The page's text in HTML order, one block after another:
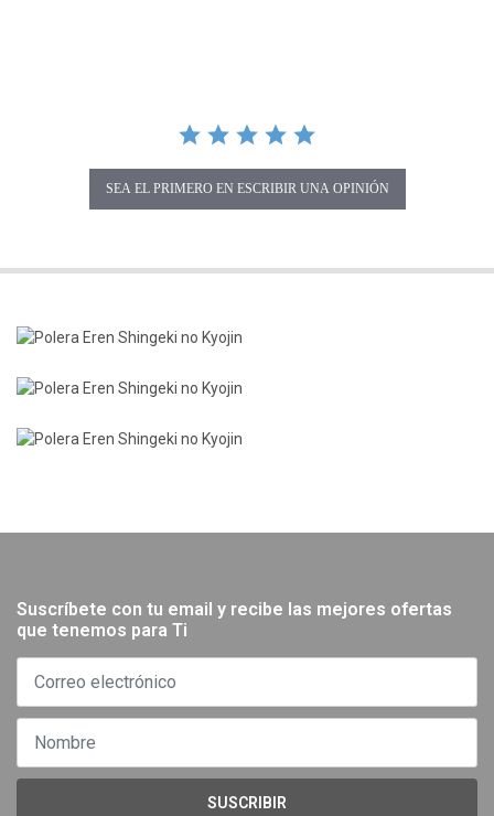
SEA EL PRIMERO EN ESCRIBIR UNA OPINIÓN
Suscríbete con tu email y recibe las mejores ofertas
que tenemos para Ti
SUSCRIBIR